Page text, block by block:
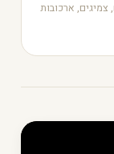
צמיגים, ארכובות